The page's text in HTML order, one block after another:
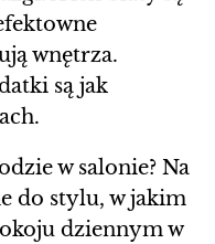
wnętrza.
są jak
w salonie? Na
do stylu, w jakim
dziennym w